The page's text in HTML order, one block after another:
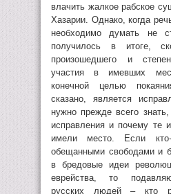
влачить жалкое рабское
Хазарии. Однако, когда
необходимо думать не
получилось в итоге,
произошедшего и
участия в имевших
конечной целью
сказано, является
нужно прежде всего
исправления и почему те
имели место. Если
обещанными свободами и
в бредовые идеи
еврейства, то
русских людей – кто